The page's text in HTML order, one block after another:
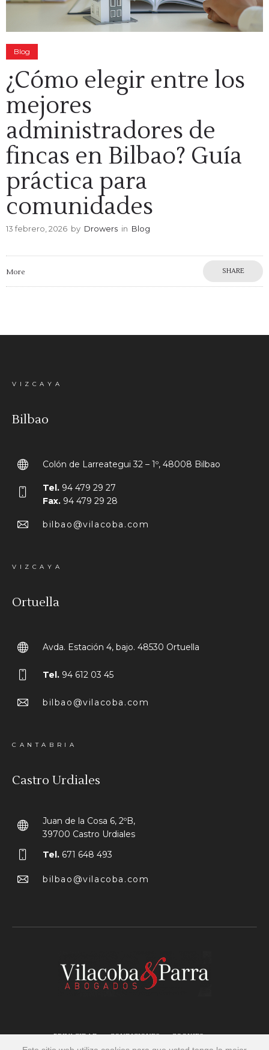
Blog
¿Cómo elegir entre los
mejores
administradores de
fincas en Bilbao? Guía
práctica para
comunidades
13 febrero, 2026 by Drowers in Blog
More SHARE
VIZCAYA
Bilbao
Colón de Larreategui 32 – 1º, 48008 Bilbao
Tel. 94 479 29 27
Fax. 94 479 29 28
bilbao@vilacoba.com
VIZCAYA
Ortuella
Avda. Estación 4, bajo. 48530 Ortuella
Tel. 94 612 03 45
bilbao@vilacoba.com
CANTABRIA
Castro Urdiales
Juan de la Cosa 6, 2ºB,
39700 Castro Urdiales
Tel. 671 648 493
bilbao@vilacoba.com
PRIVACIDAD CONDICIONES COOKIES